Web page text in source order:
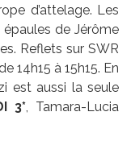
d’attelage. Les
de Jérôme
Reflets sur SWR
14h15 à 15h15. En
est aussi la seule
3*, Tamara-Lucia